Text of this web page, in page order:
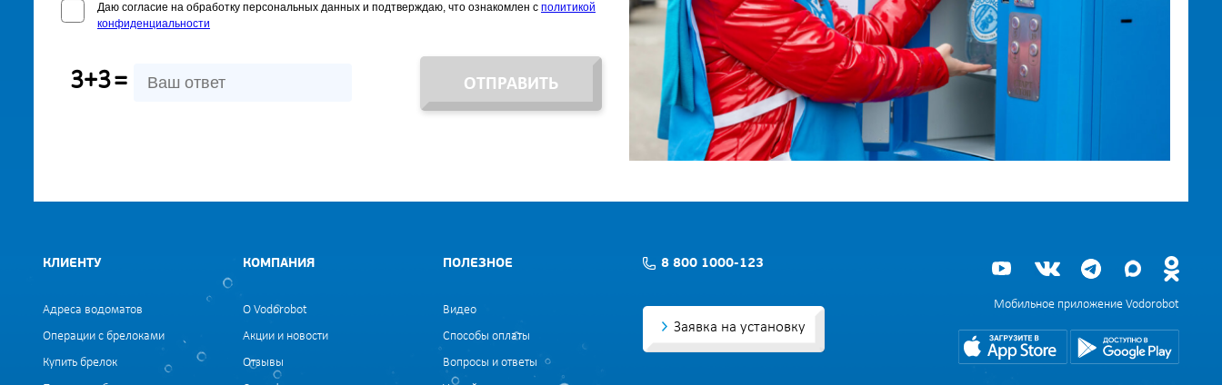
Даю согласие на обработку персональных данных и подтверждаю, что ознакомлен с политикой
конфиденциальности
3+3= ОТПРАВИТЬ
КЛИЕНТУ
Адреса водоматов
Операции с брелоками
Купить брелок
КОМПАНИЯ
О Vodorobot
Акции и новости
Отзывы
ПОЛЕЗНОЕ
Видео
Способы оплаты
Вопросы и ответы
8 800 1000-123
Заявка на установку
Мобильное приложение Vodorobot